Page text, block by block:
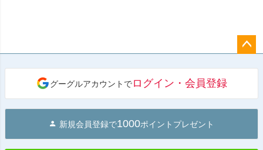
へ
グーグルアカウントでログイン・会員登録
新規会員登録で1000ポイントプレゼント